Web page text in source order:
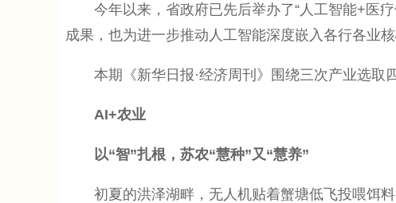
今年以来，省政府已先后举办了“人工智能+医疗
成果，也为进一步推动人工智能深度嵌入各行各业
本期《新华日报·经济周刊》围绕三次产业选取
AI+农业
以“智”扎根，苏农“慧种”又“慧养”
初夏的洪泽湖畔，无人机贴着蟹塘低飞投喂饵料